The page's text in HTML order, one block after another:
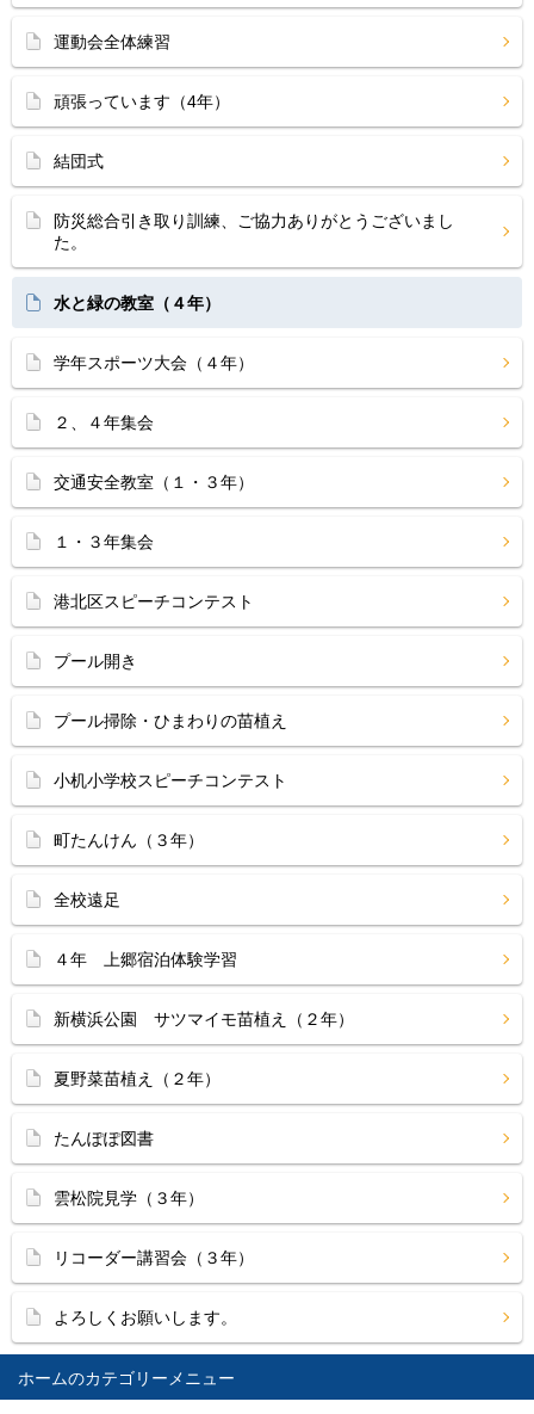
ホーム
運動会全体練習
頑張っています（4年）
結団式
防災総合引き取り訓練、ご協力ありがとうございまし
た。
水と緑の教室（４年）
学年スポーツ大会（４年）
２、４年集会
交通安全教室（１・３年）
１・３年集会
港北区スピーチコンテスト
プール開き
プール掃除・ひまわりの苗植え
小机小学校スピーチコンテスト
町たんけん（３年）
全校遠足
４年 上郷宿泊体験学習
新横浜公園 サツマイモ苗植え（２年）
夏野菜苗植え（２年）
たんぽぽ図書
雲松院見学（３年）
リコーダー講習会（３年）
よろしくお願いします。